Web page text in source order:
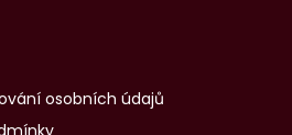
osobních údajů